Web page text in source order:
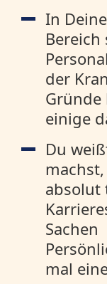
In
der
Gründe
einige
Du
absolut
Sachen
mal